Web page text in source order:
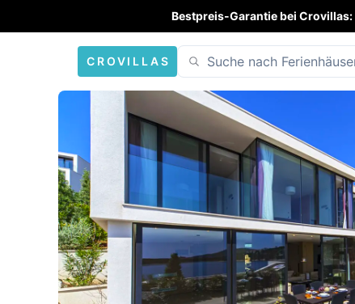
Bestpreis-Garantie bei Crovillas:
CROVILLAS